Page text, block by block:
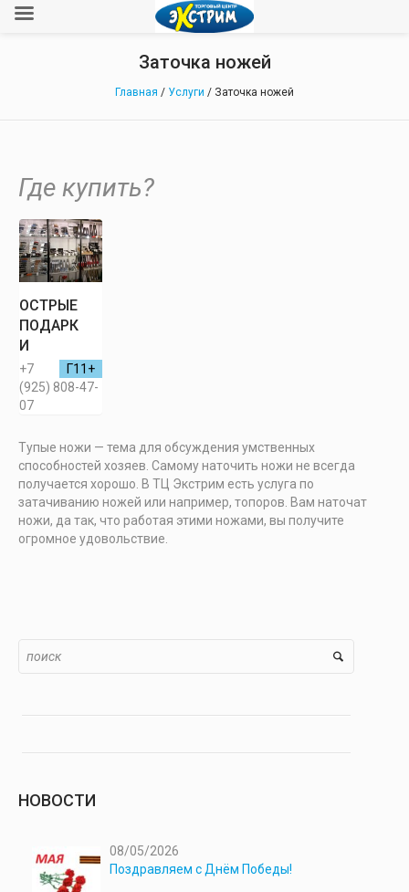
Заточка ножей
Главная / Услуги / Заточка ножей
Где купить?
ОСТРЫЕ
ПОДАРК
И
Г11+
+7
(925) 808-47-
07
Тупые ножи — тема для обсуждения умственных
способностей хозяев. Самому наточить ножи не всегда
получается хорошо. В ТЦ Экстрим есть услуга по
затачиванию ножей или например, топоров. Вам наточат
ножи, да так, что работая этими ножами, вы получите
огромное удовольствие.
НОВОСТИ
08/05/2026
Поздравляем с Днём Победы!